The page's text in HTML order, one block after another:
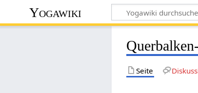
Yogawiki
Seite